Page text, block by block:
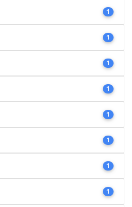
1
1
1
1
1
1
1
1